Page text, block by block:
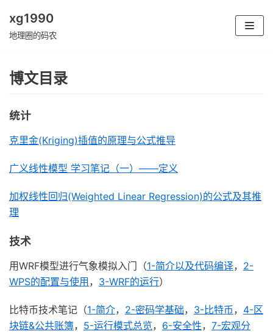
跳
文
xg1990
地理圈的码农
博文目录
统计
克里金(Kriging)插值的原理与公式推导
广义线性模型 学习笔记（一）——定义
加权线性回归(Weighted Linear Regression)的公式及其推
理
技术
用WRF模型进行气象模拟入门（1-简介以及代码编译， 2-
WPS的配置与使用， 3-WRF的运行）
比特币技术笔记（1-简介， 2-密码学基础， 3-比特币， 4-区
块链&公共账簿， 5-运行模式总览， 6-安全性， 7-宏观分